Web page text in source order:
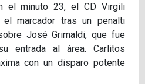
el minuto 23, el CD Virgili
marcador tras un penalti
José Grimaldi, que fue
entrada al área. Carlitos
con un disparo potente